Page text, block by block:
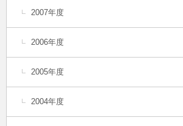
2007年度
2006年度
2005年度
2004年度